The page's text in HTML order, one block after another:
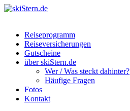
Reiseprogramm
Reiseversicherungen
Gutscheine
über skiStern.de
Wer / Was steckt dahinter?
Häufige Fragen
Fotos
Kontakt